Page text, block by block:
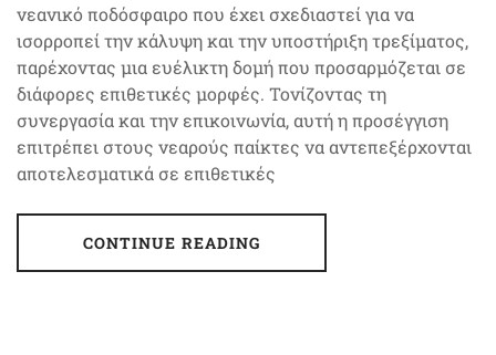
νεανικό ποδόσφαιρο που έχει σχεδιαστεί για να
ισορροπεί την κάλυψη και την υποστήριξη τρεξίματος,
παρέχοντας μια ευέλικτη δομή που προσαρμόζεται σε
διάφορες επιθετικές μορφές. Τονίζοντας τη
συνεργασία και την επικοινωνία, αυτή η προσέγγιση
επιτρέπει στους νεαρούς παίκτες να αντεπεξέρχονται
αποτελεσματικά σε επιθετικές
CONTINUE READING